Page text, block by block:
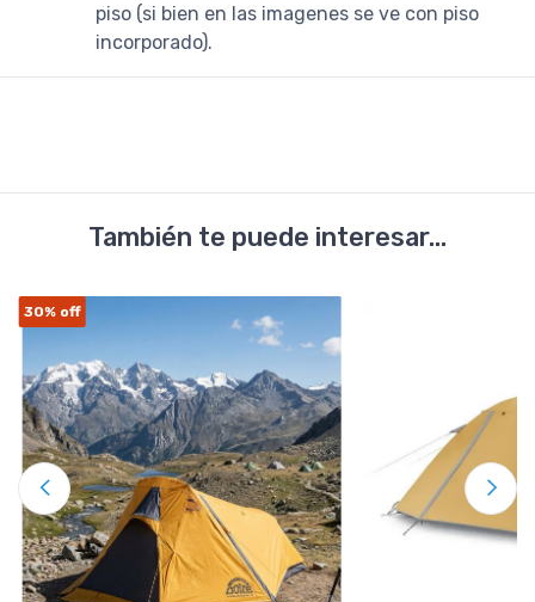
piso (si bien en las imagenes se ve con piso
incorporado).
También te puede interesar...
30% off